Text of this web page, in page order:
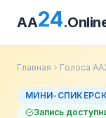
AA24
Главная Голоса
МИНИ-
Запись